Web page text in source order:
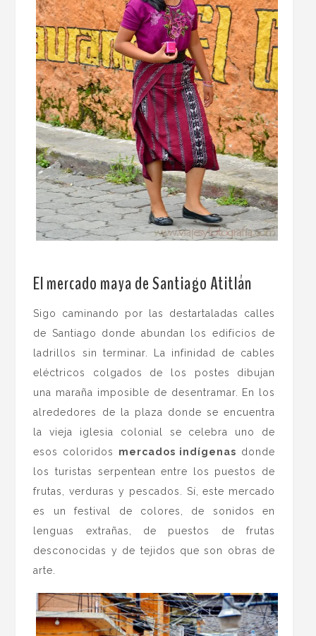
El mercado maya de Santiago Atitlán
Sigo caminando por las destartaladas calles
de Santiago donde abundan los edificios de
ladrillos sin terminar. La infinidad de cables
eléctricos colgados de los postes dibujan
una maraña imposible de desentramar. En los
alrededores de la plaza donde se encuentra
la vieja iglesia colonial se celebra uno de
esos coloridos mercados indígenas donde
los turistas serpentean entre los puestos de
frutas, verduras y pescados. Sí, este mercado
es un festival de colores, de sonidos en
lenguas extrañas, de puestos de frutas
desconocidas y de tejidos que son obras de
arte.